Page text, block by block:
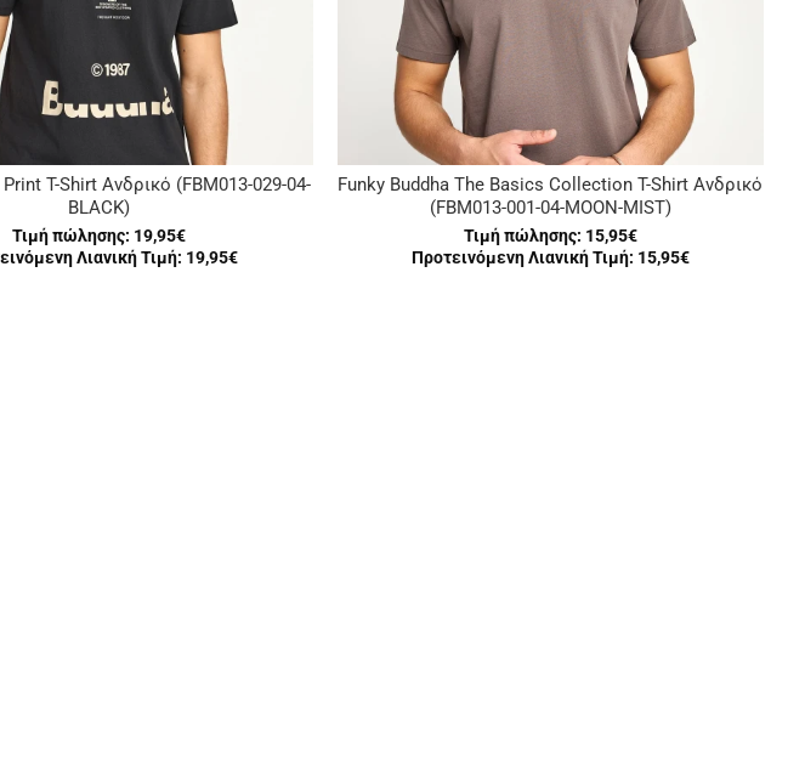
T-Shirt Ανδρικό (FBM013-029-04-
BLACK)
Τιμή πώλησης: 19,95€
Λιανική Τιμή: 19,95€
Funky Buddha The Basics Collection T-Shirt Ανδρικό
(FBM013-001-04-MOON-MIST)
Τιμή πώλησης: 15,95€
Προτεινόμενη Λιανική Τιμή: 15,95€